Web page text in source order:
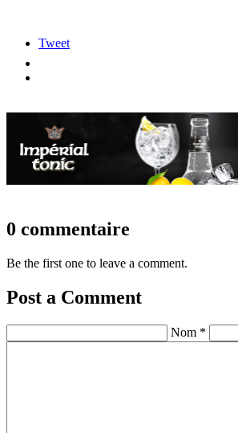
Tweet
0 commentaire
Be the first one to leave a comment.
Post a Comment
Nom *